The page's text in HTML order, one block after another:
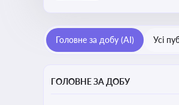
Головне за добу (AI) Усі
ГОЛОВНЕ ЗА ДОБУ